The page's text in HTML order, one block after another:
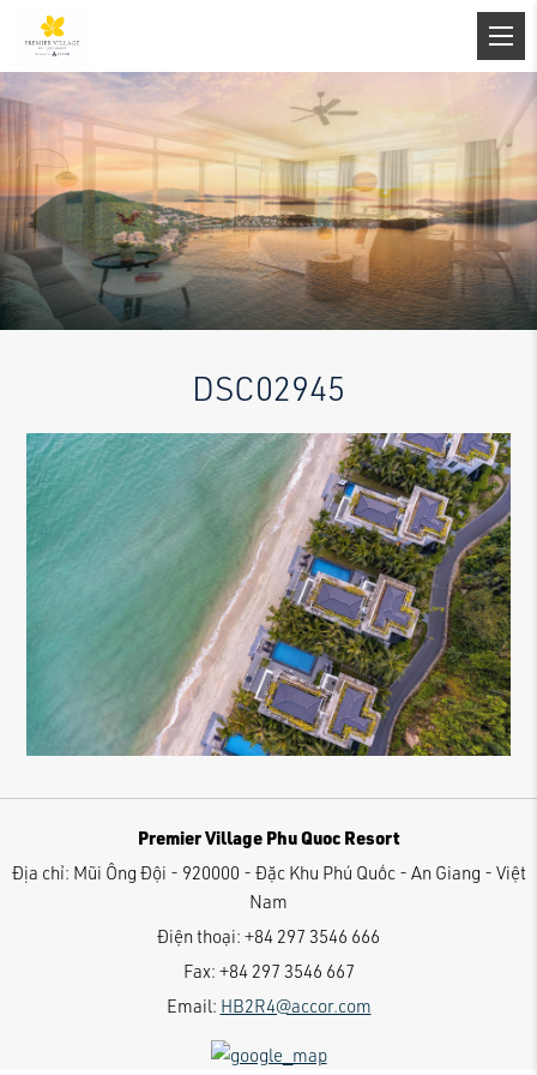
DSC02945
Premier Village Phu Quoc Resort
Địa chỉ: Mũi Ông Đội - 920000 - Đặc Khu Phú Quốc - An Giang - Việt
Nam
Điện thoại: +84 297 3546 666
Fax: +84 297 3546 667
Email: HB2R4@accor.com